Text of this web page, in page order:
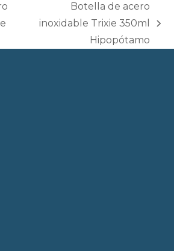
post:
Botella de acero
inoxidable Trixie 350ml
Hipopótamo